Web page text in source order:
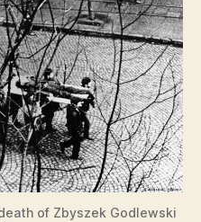
of Zbyszek Godlewski